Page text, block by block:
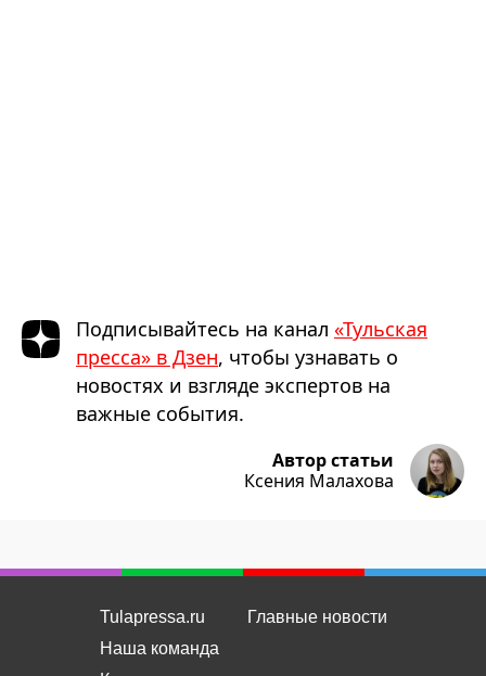
Подписывайтесь на канал «Тульская
пресса» в Дзен, чтобы узнавать о
новостях и взгляде экспертов на
важные события.
Автор статьи
Ксения Малахова
Tulapressa.ru
Наша команда
Главные новости